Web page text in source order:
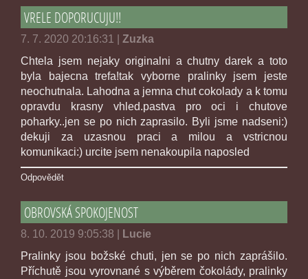
VRELE DOPORUCUJU!!
7. 7. 2020 20:16:31
Zuzka
Chtela jsem nejaky originalni a chutny darek a toto
byla bajecna trefa!tak vyborne pralinky jsem jeste
neochutnala. Lahodna a jemna chut cokolady a k tomu
opravdu krasny vhled.pastva pro oci i chutove
poharky..jen se po nich zaprasilo. Byli jsme nadseni:)
dekuji za uzasnou praci a milou a vstricnou
komunikaci:) urcite jsem nenakoupila naposled
Odpovědět
OBROVSKÁ SPOKOJENOST
8. 10. 2019 9:05:38
Lucie
Pralinky jsou božské chuti, jen se po nich zaprášilo.
Příchutě jsou vyrovnané s výběrem čokolády, pralinky